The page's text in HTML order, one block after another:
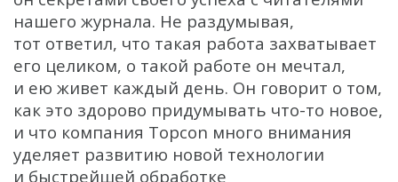
нашего журнала. Не раздумывая,
тот ответил, что такая работа захватывает
его целиком, о такой работе он мечтал,
и ею живет каждый день. Он говорит о том,
как это здорово придумывать что-то новое,
и что компания Topcon много внимания
уделяет развитию новой технологии
и быстрейшей обработке